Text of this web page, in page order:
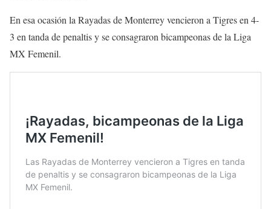
En esa ocasión la Rayadas de Monterrey vencieron a Tigres en 4-
3 en tanda de penaltis y se consagraron bicampeonas de la Liga
MX Femenil.